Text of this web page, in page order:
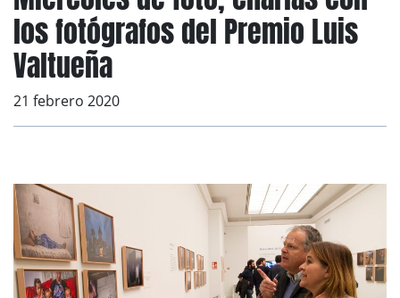
los fotógrafos del Premio Luis
Valtueña
21 febrero 2020